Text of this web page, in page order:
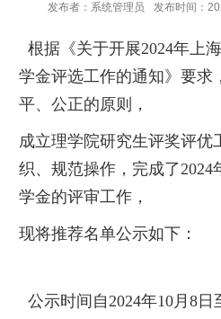
发布者：系统管理员 发布时间：
根据《关于开展2024年上
学金评选工作的通知》要求
平、公正的原则，
成立理学院研究生评奖评优
织、规范操作，完成了2024
学金的评审工作，
现将推荐名单公示如下：
公示时间自2024年10月8日